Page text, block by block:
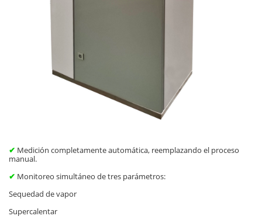
✔ Medición completamente automática, reemplazando el proceso
manual.
✔ Monitoreo simultáneo de tres parámetros:
Sequedad de vapor
Supercalentar